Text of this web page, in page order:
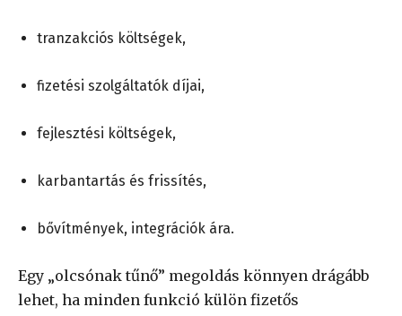
tranzakciós költségek,
fizetési szolgáltatók díjai,
fejlesztési költségek,
karbantartás és frissítés,
bővítmények, integrációk ára.
Egy „olcsónak tűnő” megoldás könnyen drágább
lehet, ha minden funkció külön fizetős